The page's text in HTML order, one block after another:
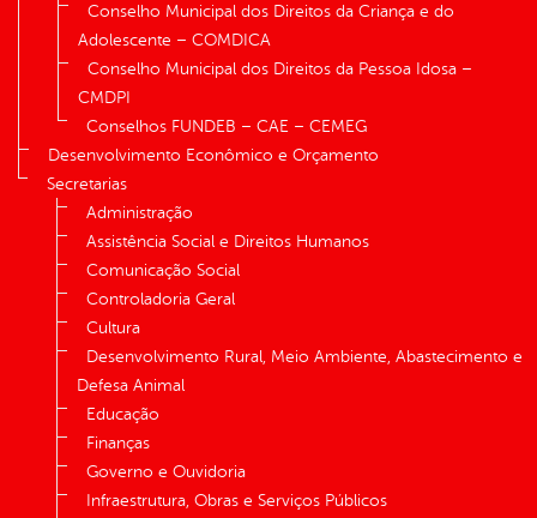
Conselho Municipal dos Direitos da Criança e do
Adolescente – COMDICA
Conselho Municipal dos Direitos da Pessoa Idosa –
CMDPI
Conselhos FUNDEB – CAE – CEMEG
Desenvolvimento Econômico e Orçamento
Secretarias
Administração
Assistência Social e Direitos Humanos
Comunicação Social
Controladoria Geral
Cultura
Desenvolvimento Rural, Meio Ambiente, Abastecimento e
Defesa Animal
Educação
Finanças
Governo e Ouvidoria
Infraestrutura, Obras e Serviços Públicos